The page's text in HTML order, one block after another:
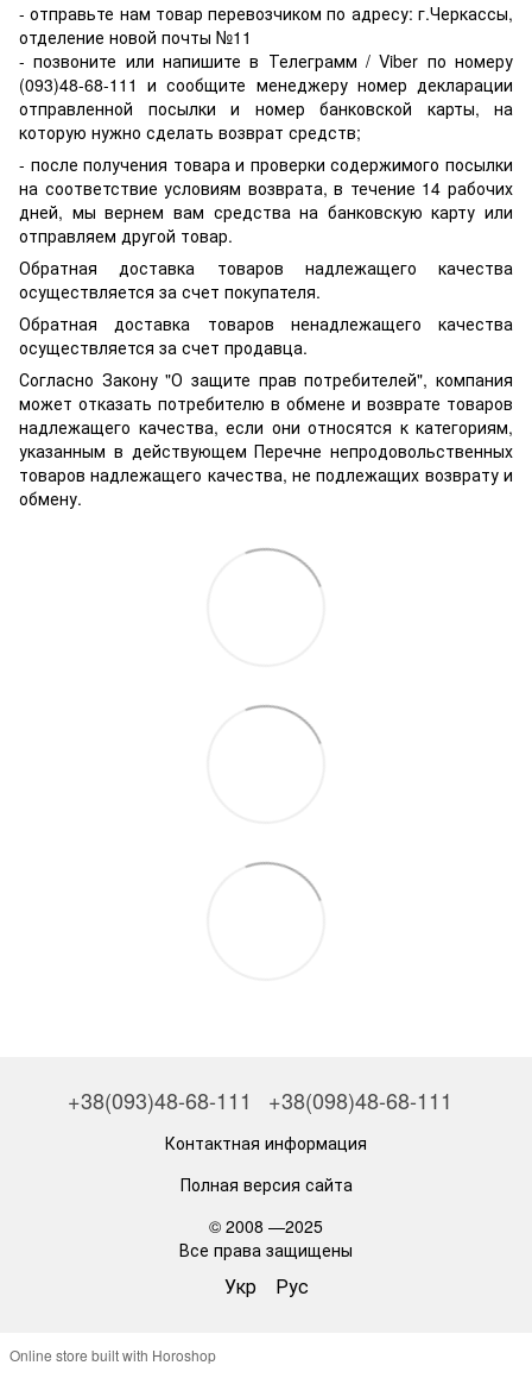
- отправьте нам товар перевозчиком по адресу: г.Черкассы,
отделение новой почты №11
- позвоните или напишите в Телеграмм / Viber по номеру
(093)48-68-111 и сообщите менеджеру номер декларации
отправленной посылки и номер банковской карты, на
которую нужно сделать возврат средств;
- после получения товара и проверки содержимого посылки
на соответствие условиям возврата, в течение 14 рабочих
дней, мы вернем вам средства на банковскую карту или
отправляем другой товар.
Обратная доставка товаров надлежащего качества
осуществляется за счет покупателя.
Обратная доставка товаров ненадлежащего качества
осуществляется за счет продавца.
Согласно Закону "О защите прав потребителей", компания
может отказать потребителю в обмене и возврате товаров
надлежащего качества, если они относятся к категориям,
указанным в действующем Перечне непродовольственных
товаров надлежащего качества, не подлежащих возврату и
обмену.
+38(093)48-68-111 +38(098)48-68-111
Контактная информация
Полная версия сайта
© 2008 —2025
Все права защищены
Укр Рус
Online store built with Horoshop